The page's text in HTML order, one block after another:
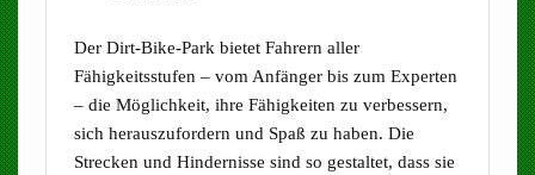
Der Dirt-Bike-Park bietet Fahrern aller
Fähigkeitsstufen – vom Anfänger bis zum Experten
– die Möglichkeit, ihre Fähigkeiten zu verbessern,
sich herauszufordern und Spaß zu haben. Die
Strecken und Hindernisse sind so gestaltet, dass sie